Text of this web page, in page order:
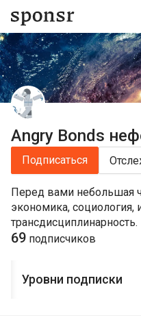
Angry Bonds
Подписаться
Перед вами небольшая
экономика,
трансдисциплинарность.
69 подписчиков
Уровни подписки